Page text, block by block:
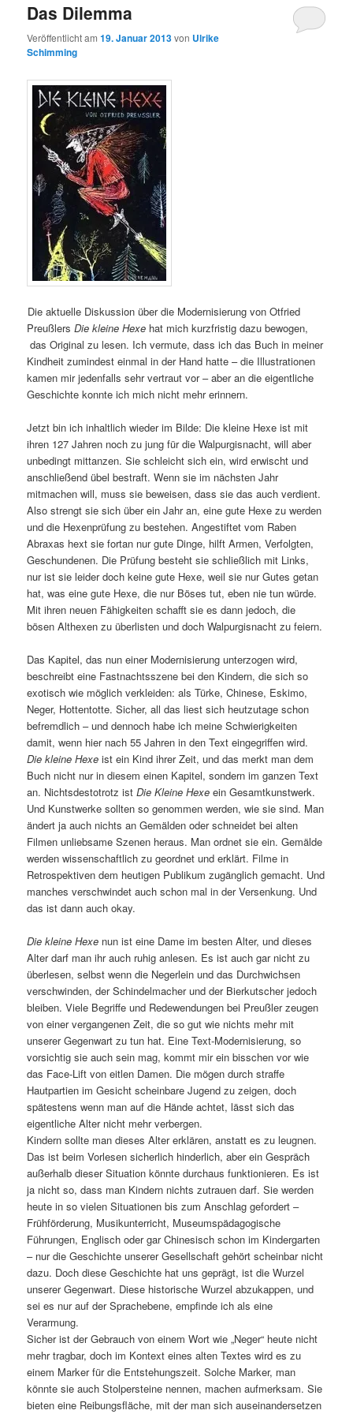
Das Dilemma
Veröffentlicht am19. Januar 2013von Ulrike
Schimming
Die aktuelle Diskussion über die Modernisierung von Otfried
PreußlersDie kleine Hexe hat mich kurzfristig dazu bewogen,
das Original zu lesen. Ich vermute, dass ich das Buch in meiner
Kindheit zumindest einmal in der Hand hatte – die Illustrationen
kamen mir jedenfalls sehr vertraut vor – aber an die eigentliche
Geschichte konnte ich mich nicht mehr erinnern.
Jetzt bin ich inhaltlich wieder im Bilde: Die kleine Hexe ist mit
ihren 127 Jahren noch zu jung für die Walpurgisnacht, will aber
unbedingt mittanzen. Sie schleicht sich ein, wird erwischt und
anschließend übel bestraft. Wenn sie im nächsten Jahr
mitmachen will, muss sie beweisen, dass sie das auch verdient.
Also strengt sie sich über ein Jahr an, eine gute Hexe zu werden
und die Hexenprüfung zu bestehen. Angestiftet vom Raben
Abraxas hext sie fortan nur gute Dinge, hilft Armen, Verfolgten,
Geschundenen. Die Prüfung besteht sie schließlich mit Links,
nur ist sie leider doch keine gute Hexe, weil sie nur Gutes getan
hat, was eine gute Hexe, die nur Böses tut, eben nie tun würde.
Mit ihren neuen Fähigkeiten schafft sie es dann jedoch, die
bösen Althexen zu überlisten und doch Walpurgisnacht zu feiern.
Das Kapitel, das nun einer Modernisierung unterzogen wird,
beschreibt eine Fastnachtsszene bei den Kindern, die sich so
exotisch wie möglich verkleiden: als Türke, Chinese, Eskimo,
Neger, Hottentotte. Sicher, all das liest sich heutzutage schon
befremdlich – und dennoch habe ich meine Schwierigkeiten
damit, wenn hier nach 55 Jahren in den Text eingegriffen wird.
Die kleine Hexe ist ein Kind ihrer Zeit, und das merkt man dem
Buch nicht nur in diesem einen Kapitel, sondern im ganzen Text
an. Nichtsdestotrotz istDie Kleine Hexe ein Gesamtkunstwerk.
Und Kunstwerke sollten so genommen werden, wie sie sind. Man
ändert ja auch nichts an Gemälden oder schneidet bei alten
Filmen unliebsame Szenen heraus. Man ordnet sie ein. Gemälde
werden wissenschaftlich zu geordnet und erklärt. Filme in
Retrospektiven dem heutigen Publikum zugänglich gemacht. Und
manches verschwindet auch schon mal in der Versenkung. Und
das ist dann auch okay.
Die kleine Hexe nun ist eine Dame im besten Alter, und dieses
Alter darf man ihr auch ruhig anlesen. Es ist auch gar nicht zu
überlesen, selbst wenn die Negerlein und das Durchwichsen
verschwinden, der Schindelmacher und der Bierkutscher jedoch
bleiben. Viele Begriffe und Redewendungen bei Preußler zeugen
von einer vergangenen Zeit, die so gut wie nichts mehr mit
unserer Gegenwart zu tun hat. Eine Text-Modernisierung, so
vorsichtig sie auch sein mag, kommt mir ein bisschen vor wie
das Face-Lift von eitlen Damen. Die mögen durch straffe
Hautpartien im Gesicht scheinbare Jugend zu zeigen, doch
spätestens wenn man auf die Hände achtet, lässt sich das
eigentliche Alter nicht mehr verbergen.
Kindern sollte man dieses Alter erklären, anstatt es zu leugnen.
Das ist beim Vorlesen sicherlich hinderlich, aber ein Gespräch
außerhalb dieser Situation könnte durchaus funktionieren. Es ist
ja nicht so, dass man Kindern nichts zutrauen darf. Sie werden
heute in so vielen Situationen bis zum Anschlag gefordert –
Frühförderung, Musikunterricht, Museumspädagogische
Führungen, Englisch oder gar Chinesisch schon im Kindergarten
– nur die Geschichte unserer Gesellschaft gehört scheinbar nicht
dazu. Doch diese Geschichte hat uns geprägt, ist die Wurzel
unserer Gegenwart. Diese historische Wurzel abzukappen, und
sei es nur auf der Sprachebene, empfinde ich als eine
Verarmung.
Sicher ist der Gebrauch von einem Wort wie „Neger“ heute nicht
mehr tragbar, doch im Kontext eines alten Textes wird es zu
einem Marker für die Entstehungszeit. Solche Marker, man
könnte sie auch Stolpersteine nennen, machen aufmerksam. Sie
bieten eine Reibungsfläche, mit der man sich auseinandersetzen